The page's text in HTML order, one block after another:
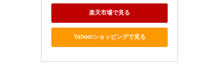
楽天市場で見る
Yahoo!ショッピングで見る